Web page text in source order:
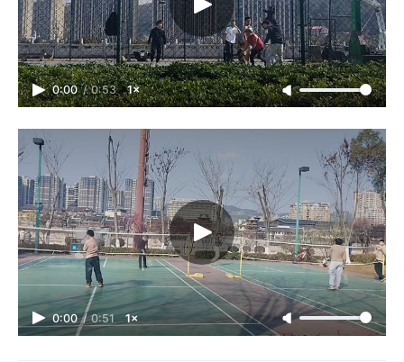
0:00 / 0:53 1×
0:00 / 0:51 1×